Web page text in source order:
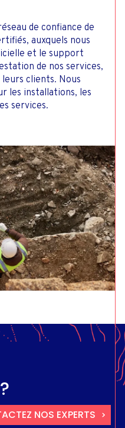
de confiance de
auxquels nous
et le support
de nos services,
clients. Nous
les installations, les
services.
NOS EXPERTS